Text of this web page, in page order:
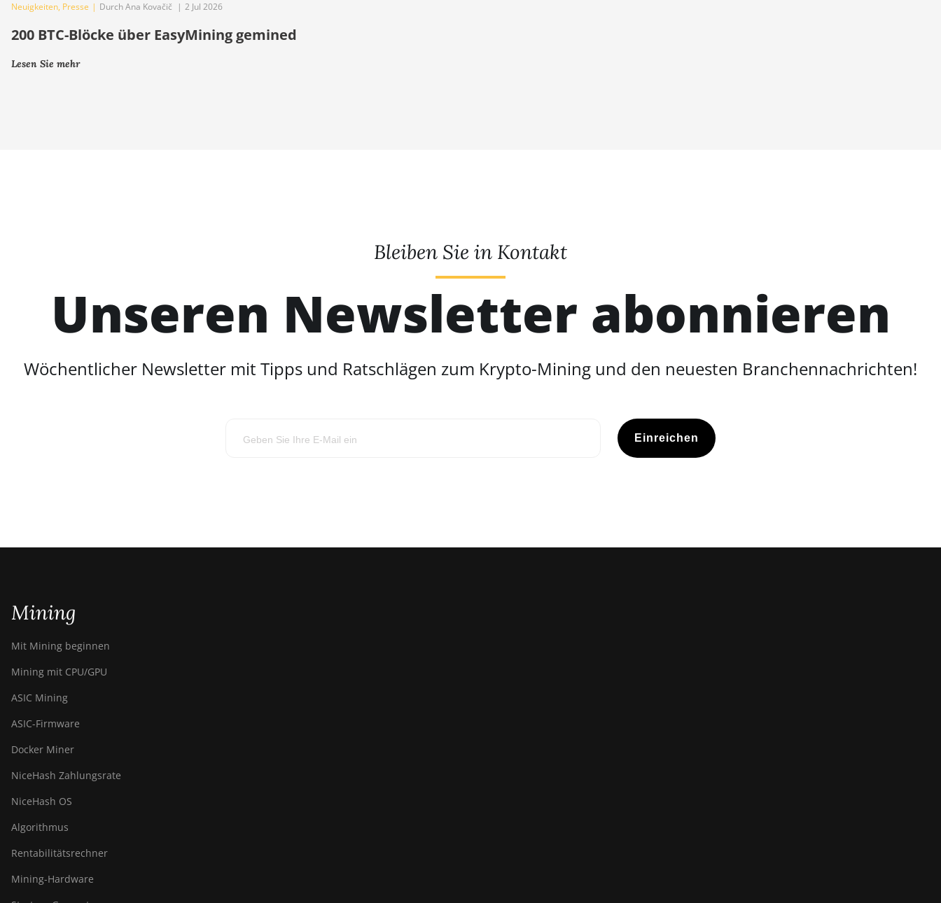
Neuigkeiten, Presse | Durch Ana Kovačič | 2 Jul 2026
200 BTC-Blöcke über EasyMining gemined
Lesen Sie mehr
Bleiben Sie in Kontakt
Unseren Newsletter abonnieren
Wöchentlicher Newsletter mit Tipps und Ratschlägen zum Krypto-Mining und den neuesten Branchennachrichten!
Einreichen
Mining
Mit Mining beginnen
Mining mit CPU/GPU
ASIC Mining
ASIC-Firmware
Docker Miner
NiceHash Zahlungsrate
NiceHash OS
Algorithmus
Rentabilitätsrechner
Mining-Hardware